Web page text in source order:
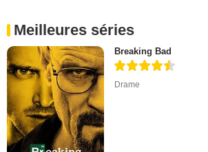
Meilleures séries
Breaking Bad
Drame